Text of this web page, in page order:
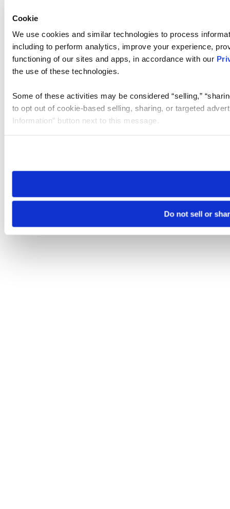
Cookie
We use cookies and similar technologies to process
including to perform analytics, improve your experience,
functioning of our sites and apps, in accordance with our
the use of these technologies.
Some of these activities may be considered “selling,”
to opt out of cookie-based selling, sharing, or targeted
Information” button next to this message.
need to be set again.
Do not sell or